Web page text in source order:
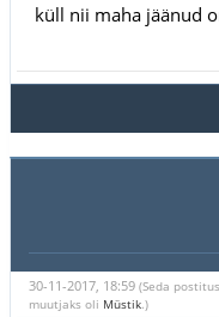
küll nii maha jäänud
30-11-2017, 18:59 (Seda
muutjaks oli Müstik.)